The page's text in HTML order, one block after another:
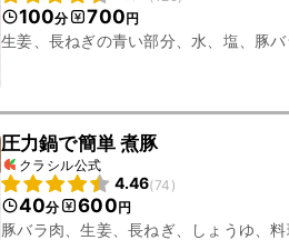
100分 700円
生姜、長ねぎの青い部分、水、塩、豚
圧力鍋で簡単 煮豚
クラシル公式
4.46(74 )
40分 600円
豚バラ肉、生姜、長ねぎ、しょうゆ、